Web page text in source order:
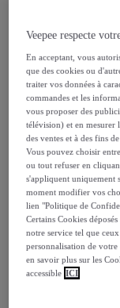
voir les
Vendu parkocoon
Livraison
Livraison offerte
Livraison
Veepee respecte
En acceptant, vous
que des cookies ou
traiter vos données à
commandes et les
vous proposer des
télévision) et en mesurer
des ventes et à des fins
Vous pouvez choisir
ou tout refuser en
s'appliquent uniquement
moment modifier vos
lien "Politique de
Certains Cookies
notre service tel que
personnalisation de votre
en savoir plus sur les
accessible ICI